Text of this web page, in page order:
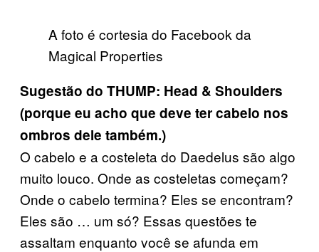
A foto é cortesia do Facebook da
Magical Properties
Sugestão do THUMP: Head & Shoulders
(porque eu acho que deve ter cabelo nos
ombros dele também.)
O cabelo e a costeleta do Daedelus são algo
muito louco. Onde as costeletas começam?
Onde o cabelo termina? Eles se encontram?
Eles são … um só? Essas questões te
assaltam enquanto você se afunda em